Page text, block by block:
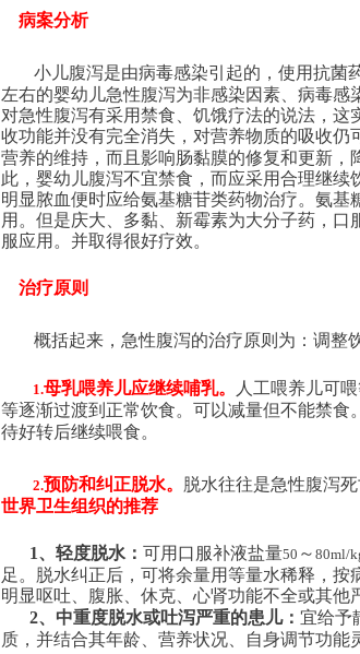
病案分析
小儿腹泻是由病毒感染引起的，使用抗菌
左右的婴幼儿急性腹泻为非感染因素、病毒
对急性腹泻有采用禁食、饥饿疗法的说法，
收功能并没有完全消失，对营养物质的吸收仍
营养的维持，而且影响肠黏膜的修复和更新
此，婴幼儿腹泻不宜禁食，而应采用合理继
明显脓血便时应给氨基糖苷类药物治疗。氨
用。但是庆大、多黏、新霉素为大分子药，
服应用。并取得很好疗效。
治疗原则
概括起来，急性腹泻的治疗原则为：调整
1.母乳喂养儿应继续哺乳。
人工喂养儿可
等逐渐过渡到正常饮食。可以减量但不能禁食
待好转后继续喂食。
2.预防和纠正脱水。
脱水往往是急性腹泻
世界卫生组织的推荐
1、轻度脱水 ： 可用口服补液盐量50 ～ 80ml/
足。脱水纠正后，可将余量用等量水稀释，
明显呕吐、腹胀、休克、心肾功能不全或其他
2、中重度脱水或吐泻严重的患儿： 宜给予
质，并结合其年龄、营养状况、自身调节功能